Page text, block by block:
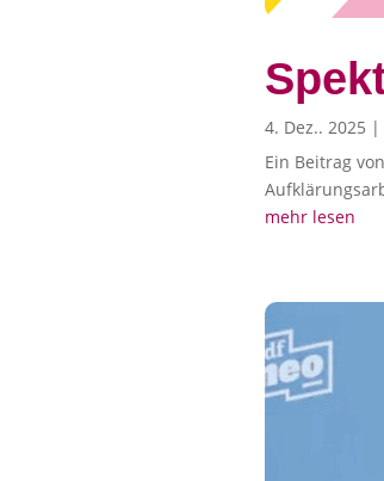
4. Dez.. 2025 |
Ein Beitrag
mehr lesen